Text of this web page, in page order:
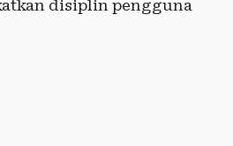
disiplin pengguna